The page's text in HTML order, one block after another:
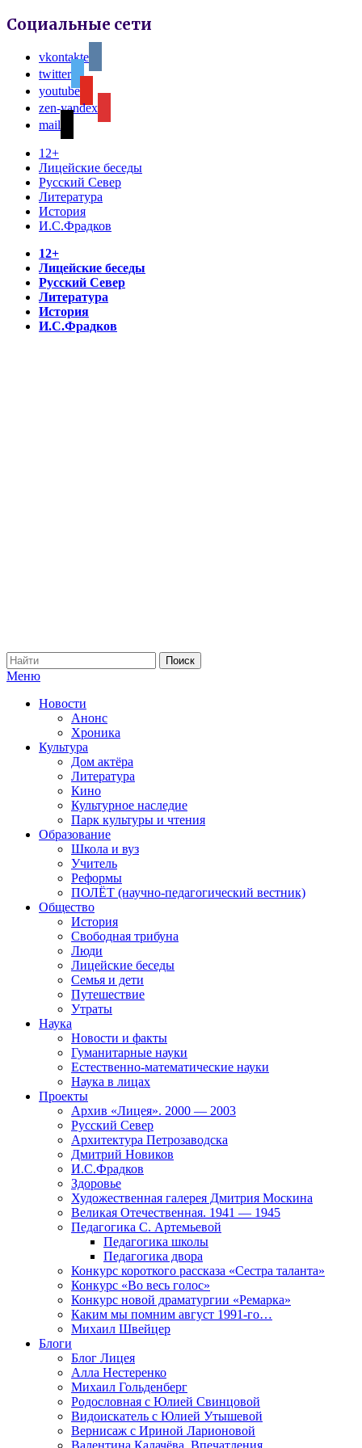
Социальные сети
vkontakte
twitter
youtube
zen-yandex
mail
12+
Лицейские беседы
Русский Север
Литература
История
И.С.Фрадков
12+
Лицейские беседы
Русский Север
Литература
История
И.С.Фрадков
Меню
Новости
Анонс
Хроника
Культура
Дом актёра
Литература
Кино
Культурное наследие
Парк культуры и чтения
Образование
Школа и вуз
Учитель
Реформы
ПОЛЁТ (научно-педагогический вестник)
Общество
История
Свободная трибуна
Люди
Лицейские беседы
Семья и дети
Путешествие
Утраты
Наука
Новости и факты
Гуманитарные науки
Естественно-математические науки
Наука в лицах
Проекты
Архив «Лицея». 2000 — 2003
Русский Север
Архитектура Петрозаводска
Дмитрий Новиков
И.С.Фрадков
Здоровье
Художественная галерея Дмитрия Москина
Великая Отечественная. 1941 — 1945
Педагогика С. Артемьевой
Педагогика школы
Педагогика двора
Конкурс короткого рассказа «Сестра таланта»
Конкурс «Во весь голос»
Конкурс новой драматургии «Ремарка»
Каким мы помним август 1991-го…
Михаил Швейцер
Блоги
Блог Лицея
Алла Нестеренко
Михаил Гольденберг
Родословная с Юлией Свинцовой
Видоискатель с Юлией Утышевой
Вернисаж с Ириной Ларионовой